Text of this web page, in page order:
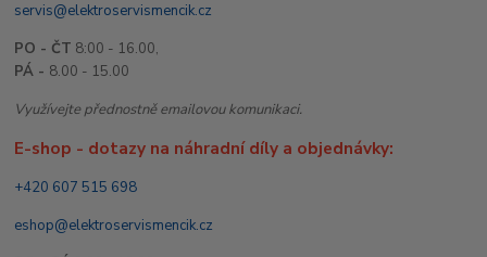
servis@elektroservismencik.cz
PO - ČT 8:00 - 16.00,
PÁ - 8.00 - 15.00
Využívejte přednostně emailovou komunikaci.
E-shop - dotazy na náhradní díly a objednávky:
+420 607 515 698
eshop@elektroservismencik.cz